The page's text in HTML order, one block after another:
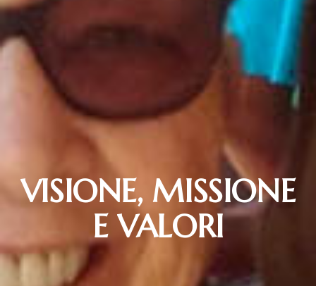
VISIONE, MISSIONE
E VALORI